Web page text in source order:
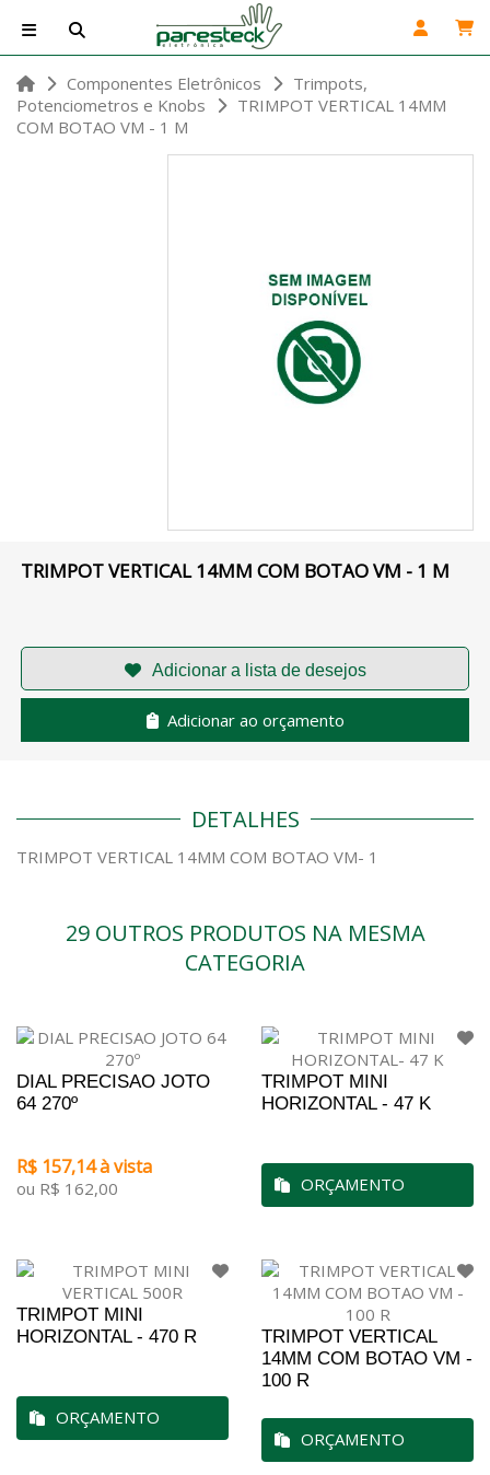
Componentes Eletrônicos
Trimpots,
Potenciometros e Knobs
TRIMPOT VERTICAL 14MM
COM BOTAO VM - 1 M
TRIMPOT VERTICAL 14MM COM BOTAO VM - 1 M
Adicionar ao orçamento
DETALHES
TRIMPOT VERTICAL 14MM COM BOTAO VM- 1
29 OUTROS PRODUTOS NA MESMA
CATEGORIA
DIAL PRECISAO JOTO
64 270º
R$ 157,14 à vista
ou R$ 162,00
TRIMPOT MINI
HORIZONTAL - 47 K
ORÇAMENTO
TRIMPOT MINI
HORIZONTAL - 470 R
ORÇAMENTO
TRIMPOT VERTICAL
14MM COM BOTAO VM -
100 R
ORÇAMENTO